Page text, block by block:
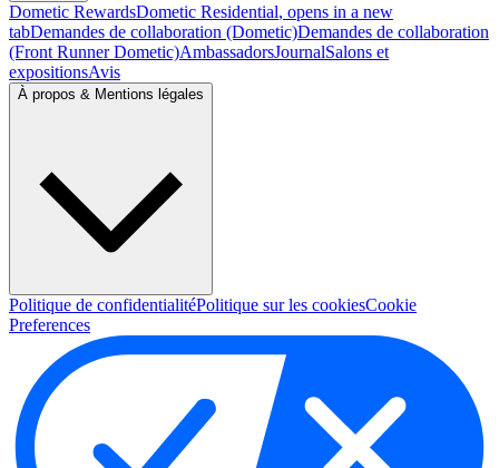
Dometic RewardsDometic Residential, opens in a new
tabDemandes de collaboration (Dometic)Demandes de collaboration
(Front Runner Dometic)AmbassadorsJournalSalons et
expositionsAvis
À propos & Mentions légales
Politique de confidentialitéPolitique sur les cookiesCookie
Preferences